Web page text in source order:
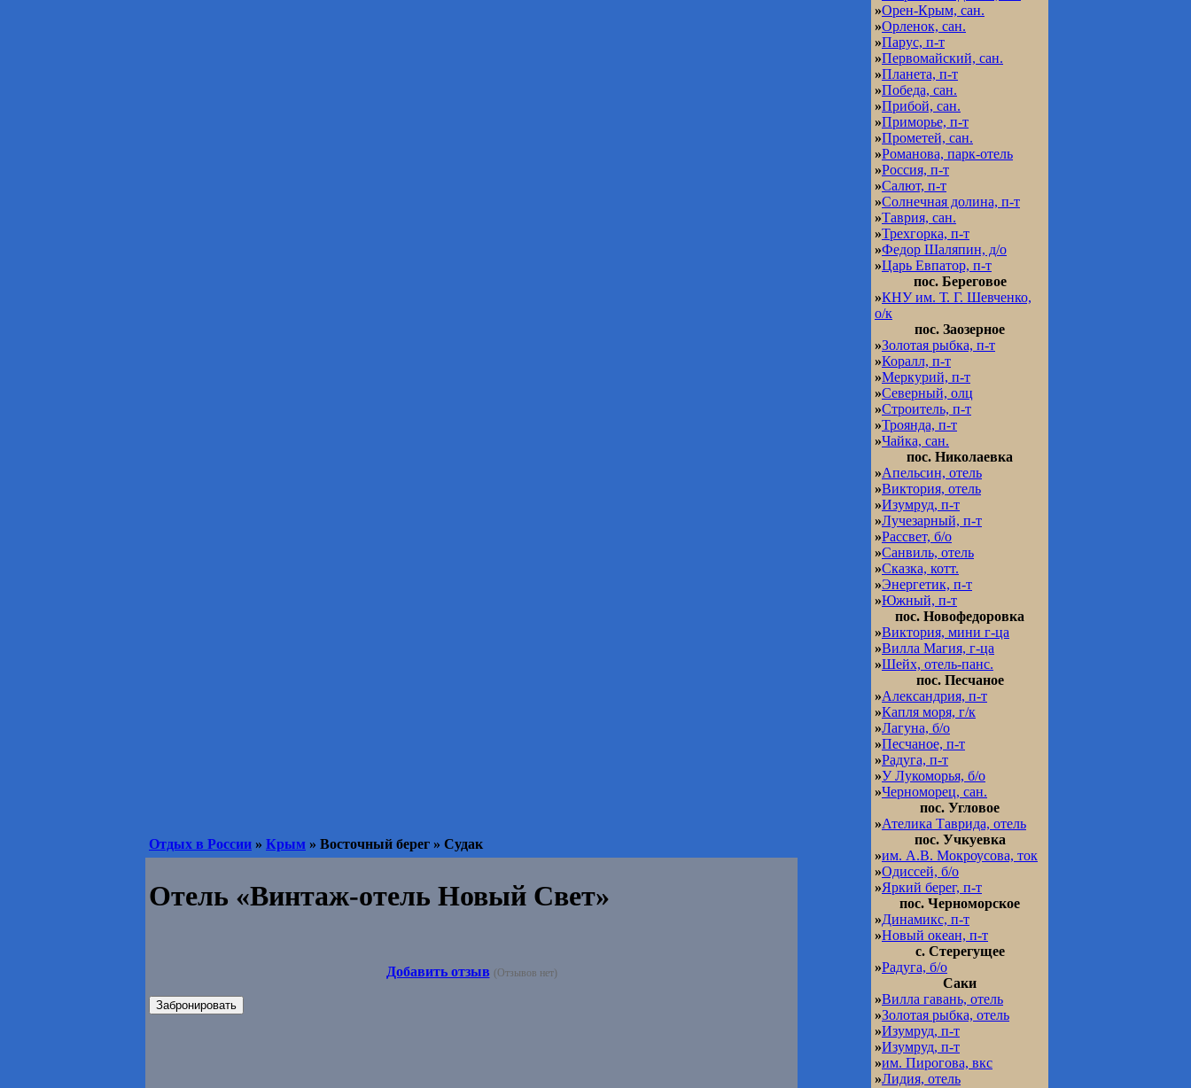
Отдых в России » Крым » Восточный берег » Судак
Отель «Винтаж-отель Новый Свет»
Добавить отзыв (Отзывов нет)
Забронировать
»Орен-Крым, сан.
»Орленок, сан.
»Парус, п-т
»Первомайский, сан.
»Планета, п-т
»Победа, сан.
»Прибой, сан.
»Приморье, п-т
»Прометей, сан.
»Романова, парк-отель
»Россия, п-т
»Салют, п-т
»Солнечная долина, п-т
»Таврия, сан.
»Трехгорка, п-т
»Федор Шаляпин, д/о
»Царь Евпатор, п-т
пос. Береговое
»КНУ им. Т. Г. Шевченко,
о/к
пос. Заозерное
»Золотая рыбка, п-т
»Коралл, п-т
»Меркурий, п-т
»Северный, олц
»Строитель, п-т
»Троянда, п-т
»Чайка, сан.
пос. Николаевка
»Апельсин, отель
»Виктория, отель
»Изумруд, п-т
»Лучезарный, п-т
»Рассвет, б/о
»Санвиль, отель
»Сказка, котт.
»Энергетик, п-т
»Южный, п-т
пос. Новофедоровка
»Виктория, мини г-ца
»Вилла Магия, г-ца
»Шейх, отель-панс.
пос. Песчаное
»Александрия, п-т
»Капля моря, г/к
»Лагуна, б/о
»Песчаное, п-т
»Радуга, п-т
»У Лукоморья, б/о
»Черноморец, сан.
пос. Угловое
»Ателика Таврида, отель
пос. Учкуевка
»им. А.В. Мокроусова, ток
»Одиссей, б/о
»Яркий берег, п-т
пос. Черноморское
»Динамикс, п-т
»Новый океан, п-т
с. Стерегущее
»Радуга, б/о
Саки
»Вилла гавань, отель
»Золотая рыбка, отель
»Изумруд, п-т
»Изумруд, п-т
»им. Пирогова, вкс
»Лидия, отель